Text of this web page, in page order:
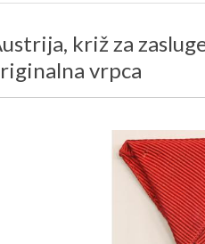
križ za
vrpca